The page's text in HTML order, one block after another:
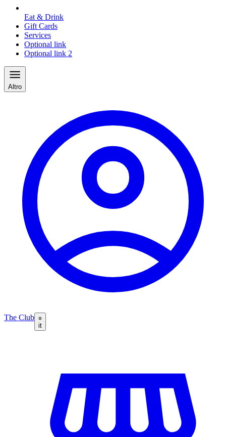
Eat & Drink
Gift Cards
Services
Optional link
Optional link 2
Altro
The Club
it